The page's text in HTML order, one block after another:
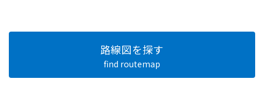
路線図を探す
find routemap